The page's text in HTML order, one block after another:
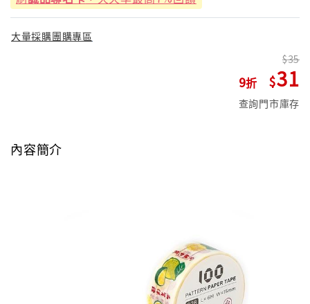
大量採購團購專區
9
35
31
查詢門市庫存
內容簡介